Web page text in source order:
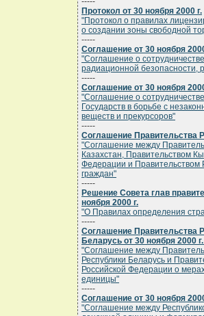
Протокол от 30 ноября 2000 г.
"Протокол о правилах
о создании зоны свободной
-----
Соглашение от 30 ноября
"Соглашение о
радиационной безопасности,
-----
Соглашение от 30 ноября
"Соглашение о
Государств в борьбе с
веществ и прекурсоров"
-----
Соглашение Правительства
"Соглашение между
Казахстан, Правительством
Федерации и Правительством
граждан"
-----
Решение Совета глав
ноября 2000 г.
"О Правилах определения
-----
Соглашение Правительства
Беларусь от 30 ноября 2000
"Соглашение между
Республики Беларусь и
Российской Федерации о
единицы"
-----
Соглашение от 30 ноября
"Соглашение между